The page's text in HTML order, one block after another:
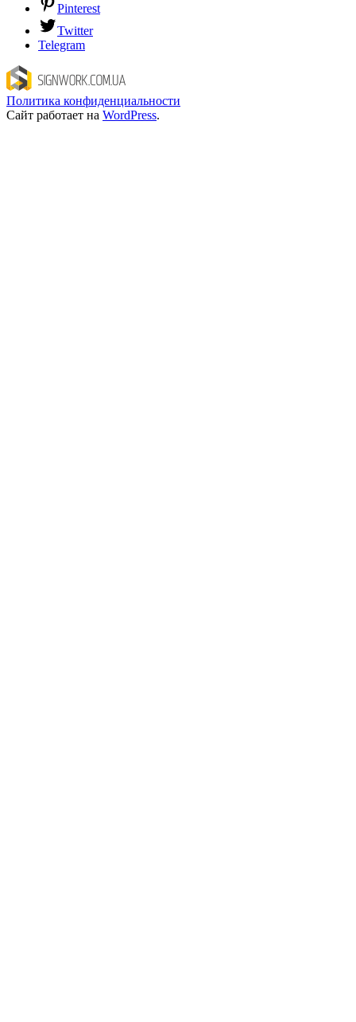
Pinterest
Twitter
Telegram
Политика конфиденциальности
Сайт работает на WordPress.